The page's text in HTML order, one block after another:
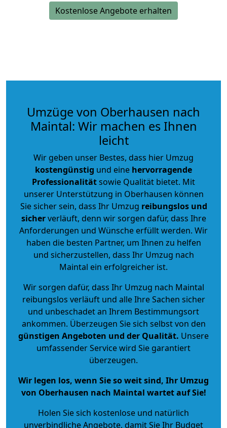
Kostenlose Angebote erhalten
Umzüge von Oberhausen nach
Maintal: Wir machen es Ihnen
leicht
Wir geben unser Bestes, dass hier Umzug
kostengünstig und eine hervorragende
Professionalitätsowie Qualität bietet. Mit
unserer Unterstützung in Oberhausen können
Sie sicher sein, dass Ihr Umzug reibungslos und
sicherverläuft, denn wir sorgen dafür, dass Ihre
Anforderungen und Wünsche erfüllt werden. Wir
haben die besten Partner, um Ihnen zu helfen
und sicherzustellen, dass Ihr Umzug nach
Maintal ein erfolgreicher ist.
Wir sorgen dafür, dass Ihr Umzug nach Maintal
reibungslos verläuft und alle Ihre Sachen sicher
und unbeschadet an Ihrem Bestimmungsort
ankommen. Überzeugen Sie sich selbst von den
günstigen Angeboten und der Qualität. Unsere
umfassender Service wird Sie garantiert
überzeugen.
Wir legen los, wenn Sie so weit sind, Ihr Umzug
von Oberhausen nach Maintal wartet auf Sie!
Holen Sie sich kostenlose und natürlich
unverbindliche Angebote, damit Sie Ihr Budget